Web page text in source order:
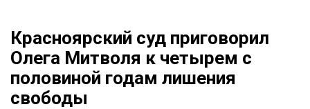
Красноярский суд приговорил
Олега Митволя к четырем с
половиной годам лишения
свободы